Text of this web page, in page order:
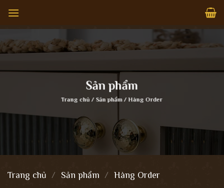
qua
nội
dung
Sản phẩm
Trang chủ / Sản phẩm / Hàng Order
Trang chủ / Sản phẩm / Hàng Order